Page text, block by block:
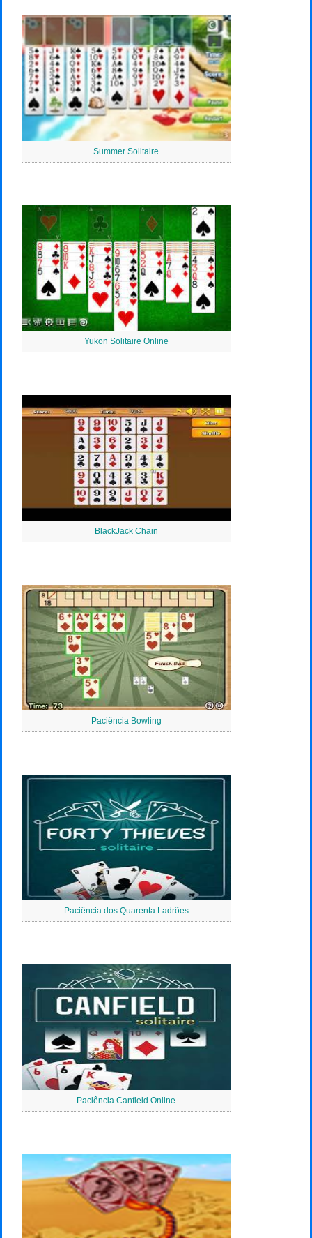
Summer Solitaire
Yukon Solitaire Online
BlackJack Chain
Paciência Bowling
Paciência dos Quarenta Ladrões
Paciência Canfield Online